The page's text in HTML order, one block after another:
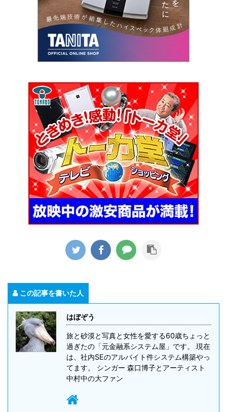
この記事を書いた人
はぼぞう
旅と砂漠と写真と女性を愛する60歳ちょっと
過ぎたの「元金融系システム屋」です。 現在
は、社内SEのアルバイト件システム構築やっ
てます。 シンガー 森口博子とアーティスト
中村中の大ファン